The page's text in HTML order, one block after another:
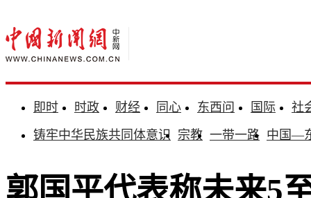
即时 时政 财经 同心 东西问 国际
社
铸牢中华民族共同体意识 宗教 一带一路 中国—
郭国平代表称未来5